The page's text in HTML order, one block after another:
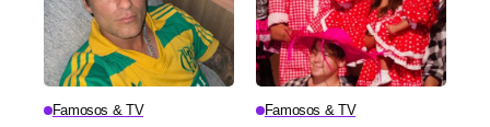
Famosos & TV Famosos & TV